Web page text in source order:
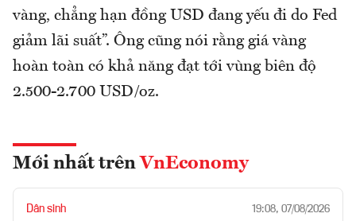
vàng, chẳng hạn đồng USD đang yếu đi do Fed
giảm lãi suất”. Ông cũng nói rằng giá vàng
hoàn toàn có khả năng đạt tới vùng biên độ
2.500-2.700 USD/oz.
Mới nhất trên VnEconomy
Dân sinh 19:08, 07/08/2026